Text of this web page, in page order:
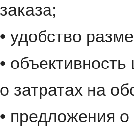
заказа;
• удобство
•
о затратах на
• предложения